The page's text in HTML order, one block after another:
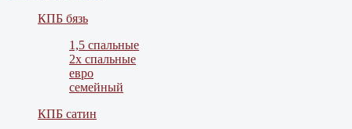
КПБ бязь
1,5 спальные
2х спальные
евро
семейный
КПБ сатин